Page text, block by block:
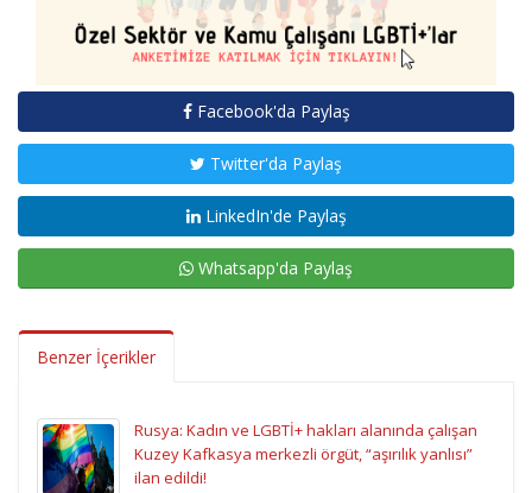
Facebook'da Paylaş
Twitter'da Paylaş
LinkedIn'de Paylaş
Whatsapp'da Paylaş
Benzer İçerikler
Rusya: Kadın ve LGBTİ+ hakları alanında çalışan
Kuzey Kafkasya merkezli örgüt, “aşırılık yanlısı”
ilan edildi!